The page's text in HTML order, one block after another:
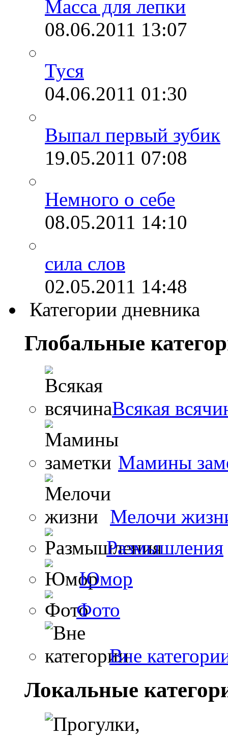
Масса для лепки
08.06.2011 13:07
Туся
04.06.2011 01:30
Выпал первый зубик
19.05.2011 07:08
Немного о себе
08.05.2011 14:10
сила слов
02.05.2011 14:48
Категории дневника
Глобальные
Всякая
Мамины
Мелочи
Размышления
Юмор
Фото
Вне
Локальные